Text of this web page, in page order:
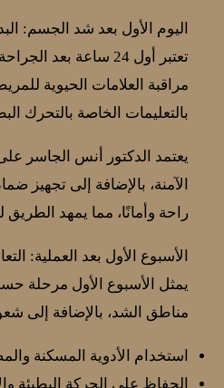
اليوم الأول بعد شد الجسم:
تعتبر أول 24 ساعة بعد الجراحة مرحلة حرجة من مراحل التعافي بعد شد الجسم، حيث يركز الفريق الطبي في
مراقبة العلامات الحيوية
بالتعليمات الخاصة بالتحرك
يعتمد الدكتور أنس الجاسر
الآمنة، بالإضافة إلى تجهيز
راحة وأمانًا، مما يمهد
الأسبوع الأول بعد العملية:
يمثل الأسبوع الأول مرحلة
مناطق الشد، بالإضافة إلى
استخدام الأدوية المسكنة
الحفاظ على الحركة البطيئة